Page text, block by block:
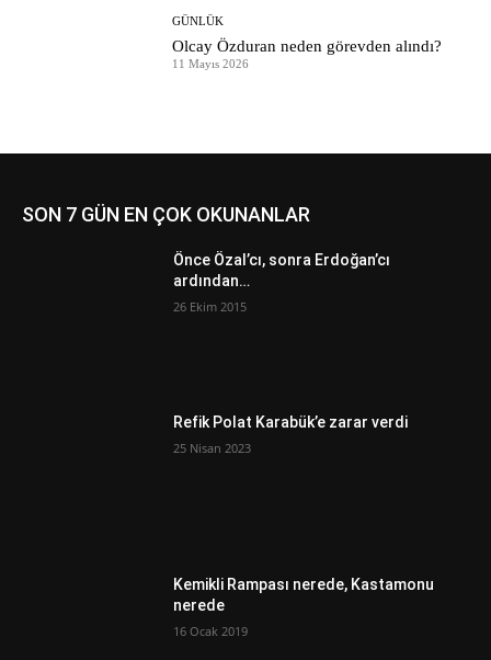
GÜNLÜK
Olcay Özduran neden görevden alındı?
11 Mayıs 2026
SON 7 GÜN EN ÇOK OKUNANLAR
Önce Özal’cı, sonra Erdoğan’cı
ardından…
26 Ekim 2015
Refik Polat Karabük’e zarar verdi
25 Nisan 2023
Kemikli Rampası nerede, Kastamonu
nerede
16 Ocak 2019